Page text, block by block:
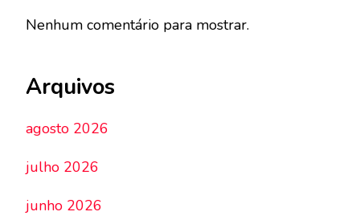
Nenhum comentário para mostrar.
Arquivos
agosto 2026
julho 2026
junho 2026